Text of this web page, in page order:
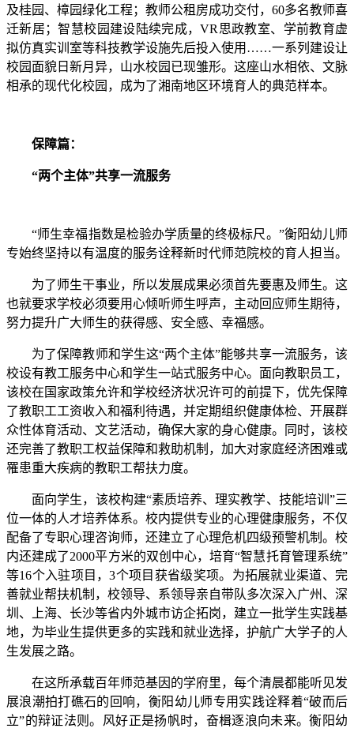
及桂园、樟园绿化工程；教师公租房成功交付，60多名教师喜
迁新居；智慧校园建设陆续完成，VR思政教室、学前教育虚
拟仿真实训室等科技教学设施先后投入使用……一系列建设让
校园面貌日新月异，山水校园已现雏形。‌这座山水相依、文脉
相承的现代化校园，成为了湘南地区环境育人的典范样本。
保障篇：
“两个主体”共享一流服务
“师生幸福指数是检验办学质量的终极标尺。”衡阳幼儿师
专始终坚持以有温度的服务诠释新时代师范院校的育人担当。
为了师生干事业，所以发展成果必须首先要惠及师生。这
也就要求学校必须要用心倾听师生呼声，主动回应师生期待，
努力提升广大师生的获得感、安全感、幸福感。
为了保障教师和学生这“两个主体”能够共享一流服务，该
校设有教工服务中心和学生一站式服务中心。面向教职员工，
该校在国家政策允许和学校经济状况许可的前提下，优先保障
了教职工工资收入和福利待遇，并定期组织健康体检、开展群
众性体育活动、文艺活动，确保大家的身心健康。同时，该校
还完善了教职工权益保障和救助机制，加大对家庭经济困难或
罹患重大疾病的教职工帮扶力度。
面向学生，该校构建“素质培养、理实教学、技能培训”三
位一体的人才培养体系。校内提供专业的心理健康服务，不仅
配备了专职心理咨询师，还建立了心理危机四级预警机制。‌校
内还建成了2000平方米的双创中心，培育“智慧托育管理系统”
等16个入驻项目，3个项目获省级奖项。为拓展就业渠道、完
善就业帮扶机制，校领导、系领导亲自带队多次深入广州、深
圳、上海、长沙等省内外城市访企拓岗，建立一批学生实践基
地，为毕业生提供更多的实践和就业选择，护航广大学子的人
生发展之路。
在这所承载百年师范基因的学府里，每个清晨都能听见发
展浪潮拍打礁石的回响，衡阳幼儿师专用实践诠释着“破而后
立”的辩证法则。‌风好正是扬帆时，奋楫逐浪向未来。衡阳幼